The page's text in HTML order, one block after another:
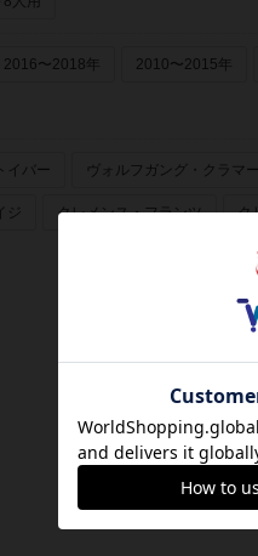
2016〜2018年 2010〜2015年
イバー ヴォルフガング・クラマー
ジ クレメンス・フランツ ク